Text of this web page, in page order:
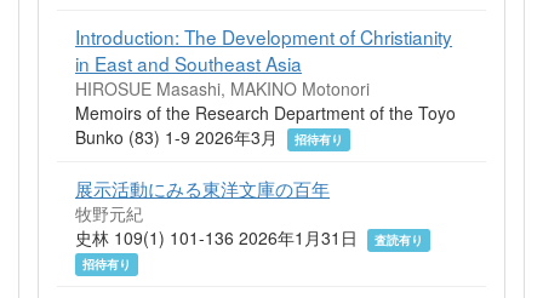
Introduction: The Development of Christianity
in East and Southeast Asia
HIROSUE Masashi, MAKINO Motonori
Memoirs of the Research Department of the Toyo
Bunko (83) 1-9 2026年3月
招待有り
展示活動にみる東洋文庫の百年
牧野元紀
史林 109(1) 101-136 2026年1月31日
査読有り
招待有り